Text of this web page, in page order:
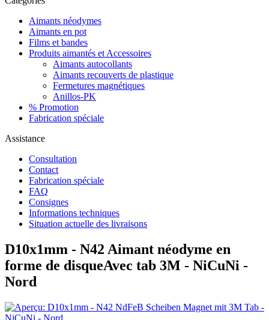
Aimants néodymes
Aimants en pot
Films et bandes
Produits aimantés et Accessoires
Aimants autocollants
Aimants recouverts de plastique
Fermetures magnétiques
Anillos-PK
% Promotion
Fabrication spéciale
Assistance
Consultation
Contact
Fabrication spéciale
FAQ
Consignes
Informations techniques
Situation actuelle des livraisons
D10x1mm - N42 Aimant néodyme en
forme de disqueAvec tab 3M - NiCuNi -
Nord